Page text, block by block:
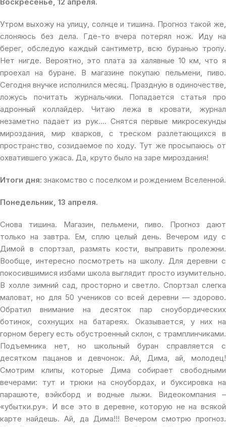
Утром выхожу на улицу, солнце и тишина. Прогноз такой же,
слоняюсь без дела. Где-то вчера потерял нож. Иду на
берег, обследую каждый сантиметр, всю буранью тропу.
Нет нигде. Вероятно, это плата за халявные 10 км, что я
проехал на буране. В магазине покупаю пельмени, пиво.
Сегодня внучке исполнился месяц. Праздную в одиночестве,
ложусь почитать журнальчики. Попадается статья про
адронный коллайдер. Читаю лежа в кровати, журнал
незаметно падает из рук…. Снятся первые микросекунды
мироздания, мир кварков, с треском разлетающихся в
пространство, созидаемое по ходу. Тут же просыпаюсь от
охватившего ужаса. Да, круто было на заре мироздания!
Итоги дня: знакомство с поселком и рождением Вселенной.
Понедельник, 13 апреля.
Снова тишина. Магазин, пельмени, пиво. Прогноз дают
только на завтра. Ем, сплю целый день. Вечером иду с
Димой в спортзал, размять кости, выправить пролежни.
Вообще, интересно посмотреть на школу. Для деревни с
покосившимися избами школа выглядит просто изумительно.
В холле зимний сад, просторно и светло. Спортзал слегка
маловат, но для 50 учеников со всей деревни — здорово.
Обратил внимание на десяток пар сноубордических
ботинок, сохнущих на батареях. Оказывается, у них на
горном берегу есть обустроенный склон, с трамплинчиками.
Подъемника нет, но школьный буран справляется с
десятком пацанов и девчонок. Ай, Дима, ай, молодец!
Смотрим клипы, которые Дима собирает свободными
вечерами: тут и трюки на сноубордах, и буксировка на
парашюте, вэйкборд и водные лыжи. Видеокомпания –
«убытки.ру». И все это в деревне, которую не на всякой
карте найдешь. Ай, да Дима!!! Вечером смотрю прогноз.